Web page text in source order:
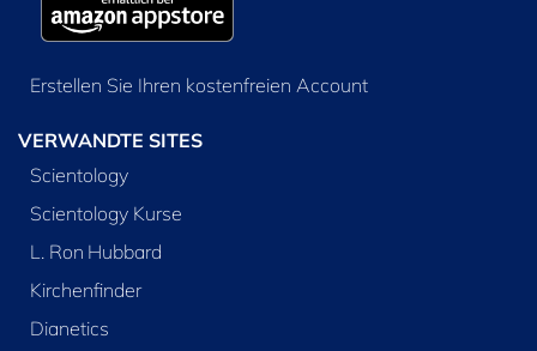
Erstellen Sie Ihren kostenfreien Account
VERWANDTE SITES
Scientology
Scientology Kurse
L. Ron Hubbard
Kirchenfinder
Dianetics